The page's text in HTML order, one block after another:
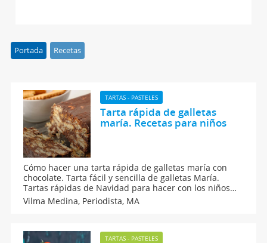
Portada Recetas
TARTAS - PASTELES
Tarta rápida de galletas
maría. Recetas para niños
Cómo hacer una tarta rápida de galletas maría con
chocolate. Tarta fácil y sencilla de galletas María.
Tartas rápidas de Navidad para hacer con los niños
que también son ideales para las fiestas de
cumpleaños. Receta de tarta para niños con galletas y
Vilma Medina, Periodista, MA
TARTAS - PASTELES